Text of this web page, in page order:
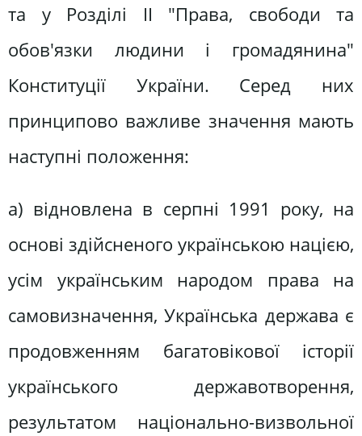
та у Розділі II "Права, свободи та
обов'язки людини і громадянина"
Конституції України. Серед них
принципово важливе значення мають
наступні положення:
а) відновлена в серпні 1991 року, на
основі здійсненого українською нацією,
усім українським народом права на
самовизначення, Українська держава є
продовженням багатовікової історії
українського державотворення,
результатом національно-визвольної